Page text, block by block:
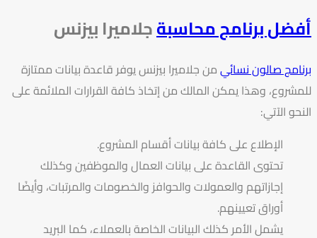
أفضل برنامج محاسبةجلاميرا بيزنس
برنامج صالون نسائيمن جلاميرا بيزنس يوفر قاعدة بيانات ممتازة
للمشروع، وهذا يمكن المالك من إتخاذ كافة القرارات الملائمة على
النحو الآتي:
الإطلاع على كافة بيانات أقسام المشروع.
تحتوى القاعدة على بيانات العمال والموظفين وكذلك
إجازاتهم والعمولات والحوافز والخصومات والمرتبات، وأيضًا
أوراق تعيينهم.
يشمل الأمر كذلك البيانات الخاصة بالعملاء، كما البريد